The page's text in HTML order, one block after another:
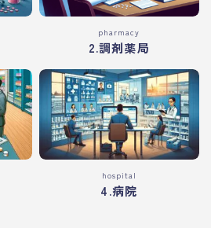
pharmacy
2.調剤薬局
hospital
4.病院